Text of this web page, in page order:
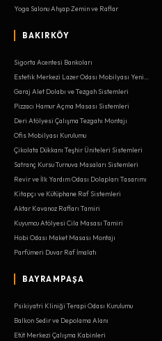
Yoga Salonu Ahşap Zemin ve Raflar
BAKIRKÖY
Sigorta Acentesi Bankoları
Garaj Alet Dolabı ve Tezgah Sistemleri
Pizzacı Hamur Açma Masası Sistemleri
Deri Atölyesi Çalışma Tezgahı Montajı
Ofis Mobilyası Kurulumu
Çikolata Dükkanı Teşhir Üniteleri Sistemleri
Satranç Kursu Turnuva Masaları Sistemleri
Revir ve İlk Yardım Odası Dolapları Tasarımı
Kitapçı ve Kütüphane Raf Sistemleri
Aktar Kavanoz Rafları Tamiri
Kuyumcu Atölyesi Cila Masası Tamiri
Hobi Odası Maket Masası Montajı
Parfümeri Duvar Raf İmalatı
BAYRAMPAŞA
Psikiyatri Kliniği Terapi Odası Kurulumu
Balkon Sedir ve Depolama Alanı
Etüt Merkezi Çalışma Kabinleri